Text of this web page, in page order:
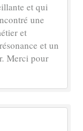
et qui
une
et
et un
Merci pour